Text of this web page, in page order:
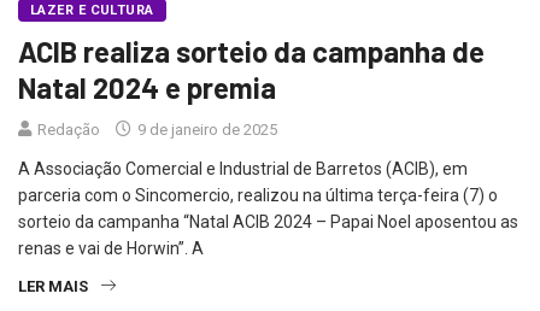
LAZER E CULTURA
ACIB realiza sorteio da campanha de
Natal 2024 e premia
Redação 9 de janeiro de 2025
A Associação Comercial e Industrial de Barretos (ACIB), em
parceria com o Sincomercio, realizou na última terça-feira (7) o
sorteio da campanha “Natal ACIB 2024 – Papai Noel aposentou as
renas e vai de Horwin”. A
LER MAIS